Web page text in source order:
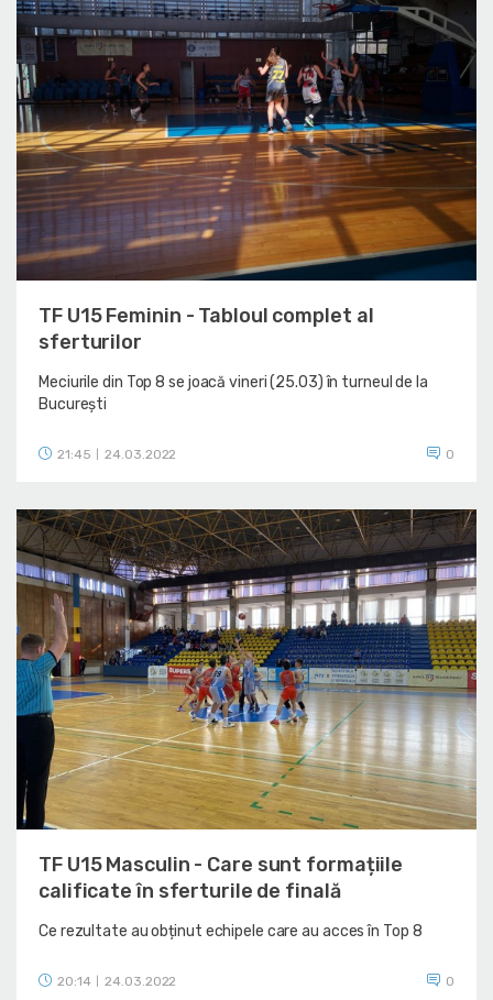
TF U15 Feminin - Tabloul complet al
sferturilor
Meciurile din Top 8 se joacă vineri (25.03) în turneul de la
București
21:45 24.03.2022 0
TF U15 Masculin - Care sunt formațiile
calificate în sferturile de finală
Ce rezultate au obținut echipele care au acces în Top 8
20:14 24.03.2022 0